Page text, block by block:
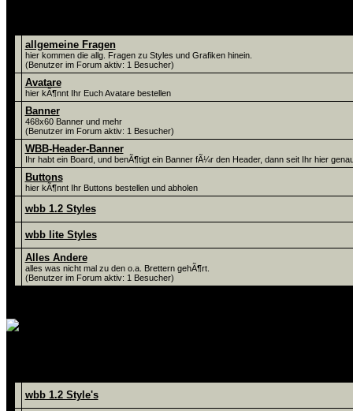
allgemeine Fragen
hier kommen die allg. Fragen zu Styles und Grafiken hinein.
(Benutzer im Forum aktiv: 1 Besucher)
Avatare
hier kÃ¶nnt Ihr Euch Avatare bestellen
Banner
468x60 Banner und mehr
(Benutzer im Forum aktiv: 1 Besucher)
WBB-Header-Banner
Ihr habt ein Board, und benÃ¶tigt ein Banner fÃ¼r den Header, dann seit Ihr hier
Buttons
hier kÃ¶nnt Ihr Buttons bestellen und abholen
wbb 1.2 Styles
wbb lite Styles
Alles Andere
alles was nicht mal zu den o.a. Brettern gehÃ¶rt.
(Benutzer im Forum aktiv: 1 Besucher)
wbb 1.2 Style's